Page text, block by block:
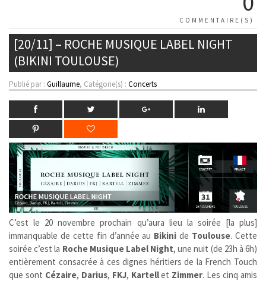
COMMENTAIRE(S)
[20/11] – ROCHE MUSIQUE LABEL NIGHT
(BIKINI TOULOUSE)
Publié par : Guillaume, Catégorie(s) : Concerts
C’est le 20 novembre prochain qu’aura lieu la soirée [la plus]
immanquable de cette fin d’année au Bikini de Toulouse. Cette
soirée c’est la Roche Musique Label Night, une nuit (de 23h à 6h)
entièrement consacrée à ces dignes héritiers de la French Touch
que sont Cézaire, Darius, FKJ, Kartellet Zimmer. Les cinq amis